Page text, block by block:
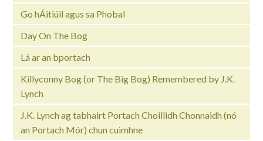
Go hÁitiúil agus sa Phobal
Day On The Bog
Lá ar an bportach
Killyconny Bog (or The Big Bog) Remembered by J.K.
Lynch
J.K. Lynch ag tabhairt Portach Choillidh Chonnaidh (nó
an Portach Mór) chun cuimhne